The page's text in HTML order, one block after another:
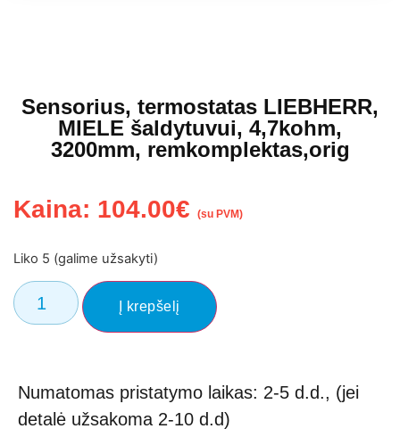
Sensorius, termostatas LIEBHERR,
MIELE šaldytuvui, 4,7kohm,
3200mm, remkomplektas,orig
Kaina: 104.00€ (su PVM)
Liko 5 (galime užsakyti)
Į krepšelį
Numatomas pristatymo laikas: 2-5 d.d., (jei
detalė užsakoma 2-10 d.d)